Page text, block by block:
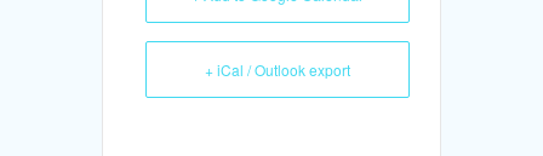
+ iCal / Outlook export